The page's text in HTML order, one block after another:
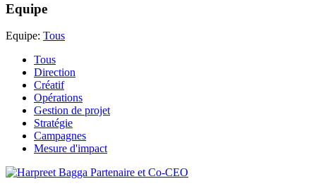
Equipe
Equipe: Tous
Tous
Direction
Créatif
Opérations
Gestion de projet
Stratégie
Campagnes
Mesure d'impact